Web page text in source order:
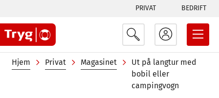
hovedinnhold
Tabs
menu
PRIVAT BEDRIFT
Navigasjonssti
Hjem Privat Magasinet
Ut på langtur med
bobil eller
campingvogn